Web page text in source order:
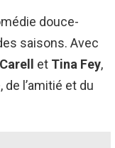
douce-
saisons. Avec
et Tina Fey,
l’amitié et du